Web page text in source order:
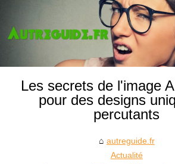
Les secrets de l'image
pour des designs
percutants
autreguide.fr
Actualité